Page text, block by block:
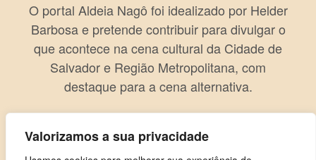
Valorizamos a sua privacidade
O portal Aldeia Nagô foi idealizado por Helder
Barbosa e pretende contribuir para divulgar o
que acontece na cena cultural da Cidade de
Salvador e Região Metropolitana, com
destaque para a cena alternativa.